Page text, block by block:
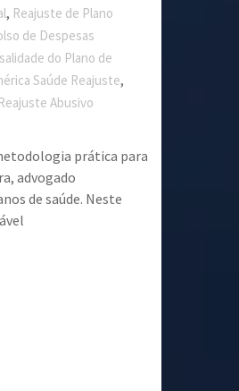
, Reajuste de Plano
de Despesas
do Plano de
Saúde Reajuste,
Abusivo
prática para
advogado
de saúde. Neste